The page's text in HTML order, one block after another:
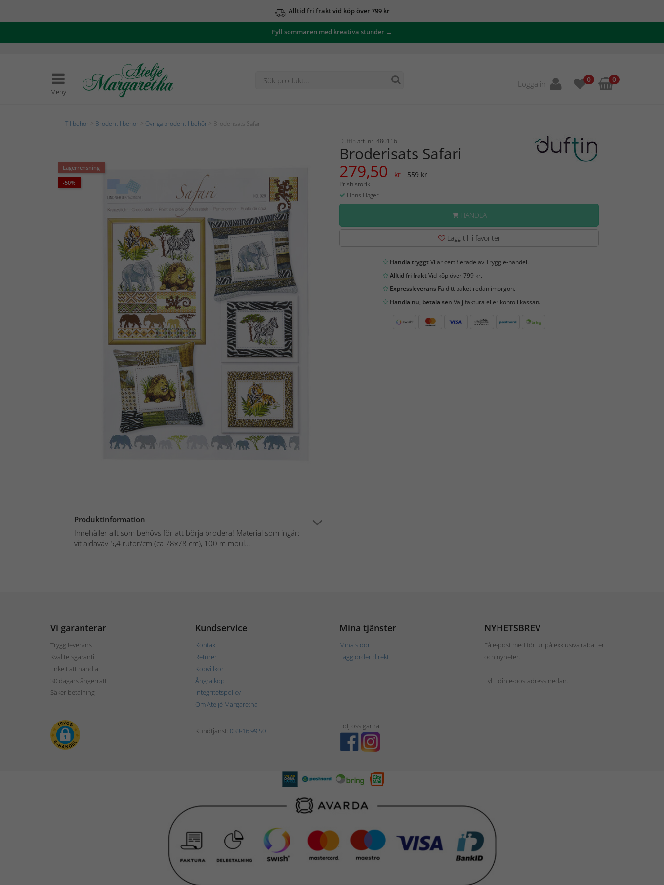
Alltid fri frakt vid köp över 799 kr
Fyll sommaren med kreativa stunder →
Meny
Logga in 0 0
Tillbehör Broderitillbehör Övriga broderitillbehör > Broderisats Safari
Lagerrensning
-50%
Produktinformation
Innehåller allt som behövs för att börja brodera! Material som ingår:
vit aidaväv 5,4 rutor/cm (ca 78x78 cm), 100 m moul...
Duftin art. nr: 480116
Broderisats Safari
279,50 kr 559 kr
Prishistorik
Finns i lager
HANDLA
Lägg till i favoriter
Handla tryggtVi är certifierade av Trygg e-handel.
Alltid fri fraktVid köp över 799 kr.
ExpressleveransFå ditt paket redan imorgon.
Handla nu, betala sen Välj faktura eller konto i kassan.
Vi garanterar
Trygg leverans
Kvalitetsgaranti
Enkelt att handla
30 dagars ångerrätt
Säker betalning
Kundservice
Kontakt
Returer
Köpvillkor
Ångra köp
Integritetspolicy
Om Ateljé Margaretha
Mina tjänster
Mina sidor
Lägg order direkt
NYHETSBREV
Få e-post med förtur på exklusiva rabatter
och nyheter.
Fyll i din e-postadress nedan.
Kundtjänst: 033-16 99 50
Följ oss gärna!